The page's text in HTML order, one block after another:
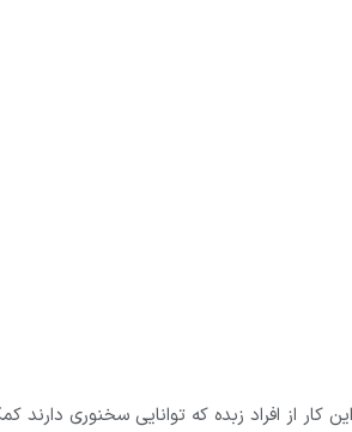
کار از افراد زبده که توانایی سخنوری دارند